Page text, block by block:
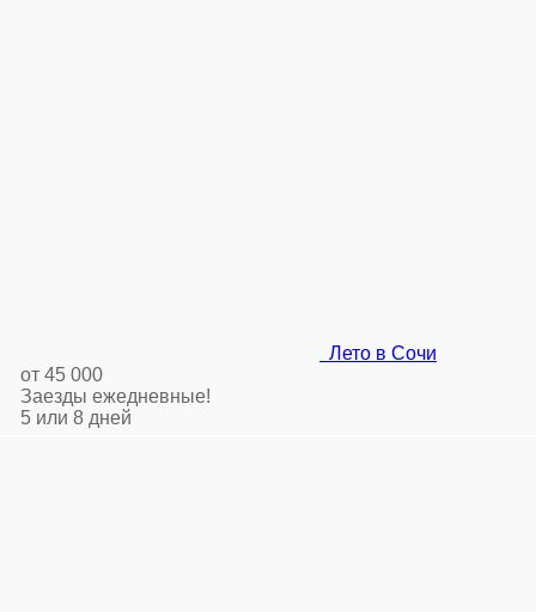
Лето в Сочи
от 45 000
Заезды ежедневные!
5 или 8 дней